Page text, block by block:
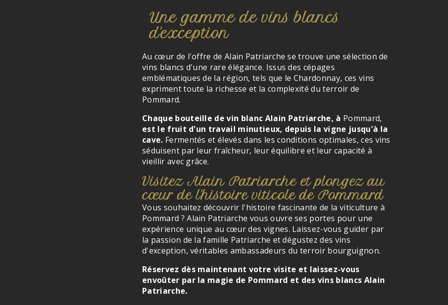
Une gamme de vins blancs
d'exception
Au cœur de l'offre de Alain Patriarche se trouve une sélection de
vins blancs d'une rare élégance. Issus des cépages
emblématiques de la région, tels que le Chardonnay, ces vins
expriment toute la richesse et la complexité du terroir de
Pommard.
Chaque bouteille de vin blanc Alain Patriarche, à Pommard,
est le fruit d'un travail minutieux, depuis la vigne jusqu'à la
cave. Fermentés et élevés dans les conditions optimales, ces vins
séduisent par leur fraîcheur, leur équilibre et leur capacité à
vieillir avec grâce.
Visitez Alain Patriarche et plongez au
cœur de l'histoire viticole de Pommard
Vous souhaitez découvrir l'histoire fascinante de la viticulture à
Pommard ? Alain Patriarche vous ouvre ses portes pour une
expérience unique au cœur des vignes. Laissez-vous guider par
la passion de la famille Patriarche et dégustez des vins
d'exception, véritables ambassadeurs du terroir bourguignon.
Réservez dès maintenant votre visite et laissez-vous
envoûter par la magie de Pommard et des vins blancs Alain
Patriarche.